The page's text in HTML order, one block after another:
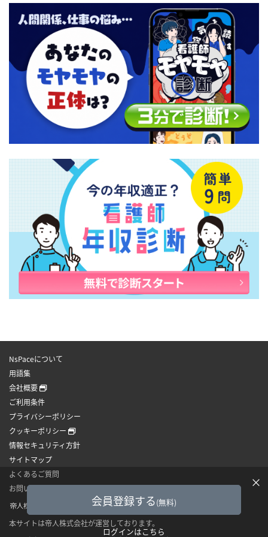
×
会員登録する(無料)
ログインはこちら
NsPaceについて
用語集
会社概要
ご利用条件
プライバシーポリシー
クッキーポリシー
情報セキュリティ方針
サイトマップ
よくあるご質問
お問い合わせ
本サイトは帝人株式会社が運営しております。